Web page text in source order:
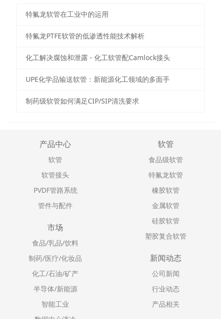
特氟龙软管在工业中的运用
特氟龙PTFE软管的低渗透性能技术解析
化工解决腐蚀和泄露 - 化工软管配Camlock接头
UPE化学品输送软管：新能源化工领域的多面手
制药级软管如何满足CIP/SIP清洗要求
产品中心
软管
软管接头
PVDF管路系统
管件与配件
软管
食品级软管
特氟龙软管
橡胶软管
金属软管
硅胶软管
塑胶复合软管
市场
食品/乳品/饮料
制药/医疗/化妆品
化工/石油/矿产
半导体/新能源
智能工业
新闻动态
公司新闻
行业动态
产品相关